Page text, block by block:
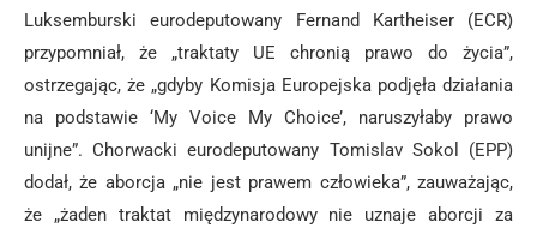
Luksemburski eurodeputowany Fernand Kartheiser (ECR)
przypomniał, że „traktaty UE chronią prawo do życia”,
ostrzegając, że „gdyby Komisja Europejska podjęła działania
na podstawie ‘My Voice My Choice’, naruszyłaby prawo
unijne”. Chorwacki eurodeputowany Tomislav Sokol (EPP)
dodał, że aborcja „nie jest prawem człowieka”, zauważając,
że „żaden traktat międzynarodowy nie uznaje aborcji za